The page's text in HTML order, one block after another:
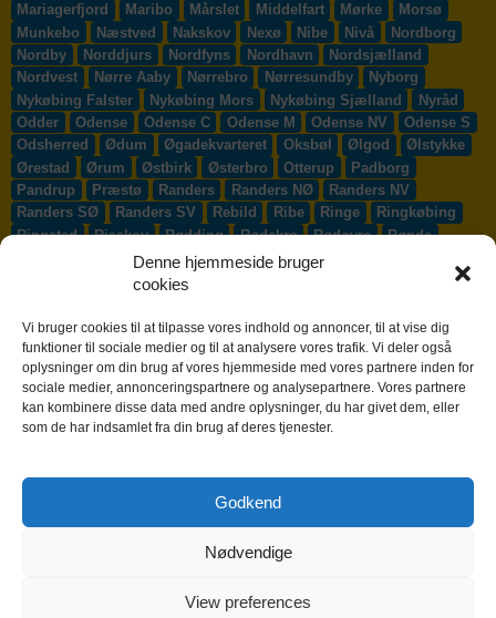
Denne hjemmeside bruger
cookies
Vi bruger cookies til at tilpasse vores indhold og annoncer, til at vise dig
funktioner til sociale medier og til at analysere vores trafik. Vi deler også
oplysninger om din brug af vores hjemmeside med vores partnere inden for
sociale medier, annonceringspartnere og analysepartnere. Vores partnere
kan kombinere disse data med andre oplysninger, du har givet dem, eller
som de har indsamlet fra din brug af deres tjenester.
Godkend
Nødvendige
View preferences
Mariagerfjord
Maribo Mårslet Middelfart Mørke
Morsø
Munkebo
Næstved Nakskov Nexø Nibe Nivå
Nordborg
Nordby
Norddjurs Nordfyns Nordhavn
Nordsjælland
Nordvest
Nørre Aaby Nørrebro Nørresundby
Nyborg
Nykøbing Falster
Nykøbing Mors Nykøbing Sjælland
Nyråd
Odder
Odense Odense C Odense M Odense NV
Odense S
Odsherred
Ødum Øgadekvarteret Oksbøl Ølgod
Ølstykke
Ørestad
Ørum Østbirk Østerbro Otterup
Padborg
Pandrup
Præstø Randers Randers NØ
Randers NV
Randers SØ
Randers SV Rebild Ribe Ringe
Ringkøbing
Ringsted
Risskov Rødding Rødekro Rødovre
Rønde
Rønnede Roskilde Rudersdal
Rudkøbing
Ry Ryomgård
Skælskør
Skærbæk Skævinge Skagen
Skalborg
Skanderborg
Skibby Skibet Skive Skjern
Skørping
Skovlunde
Slagelse Slangerup Smørum
Smørumnedre
Sofiendal
Søften Solbjerg Solrød
Solrød Strand
Sønderborg
Søndersø Sorø Starup Stege
Stenløse
Stilling Stoholm
Sunds
Sydhavnen Taastrup
Taulov
Them Thisted Thurø By Tilst Tinglev
Tjæreborg
Tørring Trige
Vestbjerg Vester Hassing